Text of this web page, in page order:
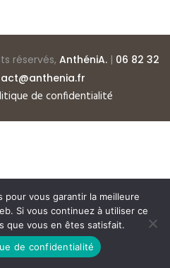
réservés, AnthéniA. | 06 82 32
de confidentialité
pour vous garantir la meilleure
Si vous continuez à utiliser ce
que vous en êtes satisfait.
de confidentialité